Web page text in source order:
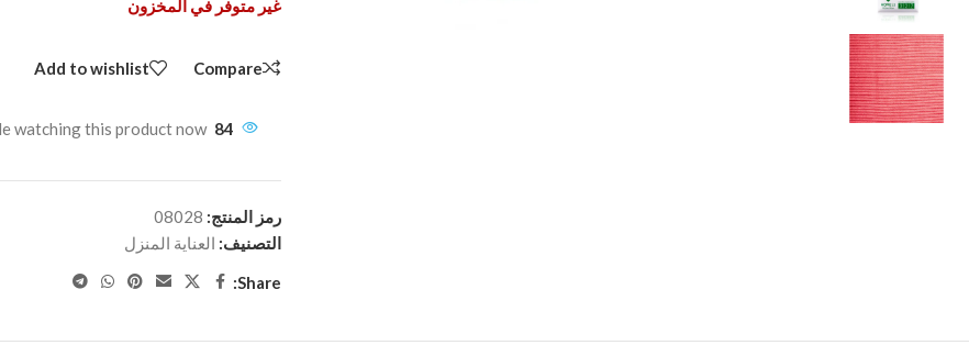
غير متوفر في المخزون
Compare
Add to wishlist
84
watching this product now!
رمز المنتج: 08028
التصنيف: العناية المنزل
Share: